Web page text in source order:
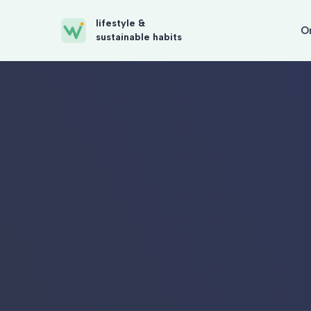
lifestyle &
sustainable habits